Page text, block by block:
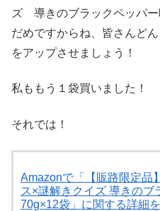
ズ 導きのブラックペッパー
だめですからね、皆さんど
をアップさせましょう！
私ももう１袋買いました！
それでは！
Amazonで「【販路限定品
ス×謎解きクイズ 導きのブ
70g×12袋」に関する詳細